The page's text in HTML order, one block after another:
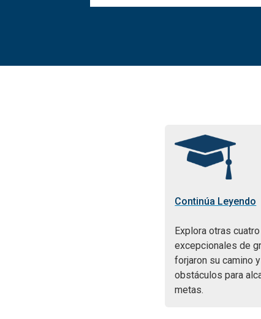
Continúa Leyendo
Explora otras
excepcionales de
forjaron su camino
obstáculos para
metas.